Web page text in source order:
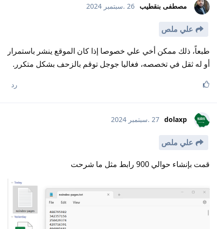
مصطفى بنقطيب 26 .سبتمبر 2024
علي ملص
طبعاً، ذلك ممكن أخي علي خصوصا إذا كان الموقع ينشر باستمرار
أو له ثقل في تخصصه، فغاليا جوجل توقم بالزحف بشكل متكرر.
رد
dolaxp 27 .سبتمبر 2024
علي ملص
قمت بإنشاء حوالي 900 رابط مثل ما شرحت